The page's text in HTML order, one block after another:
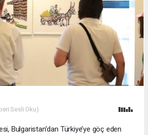
Sesli Oku)
Bulgaristan’dan Türkiye’ye göç eden